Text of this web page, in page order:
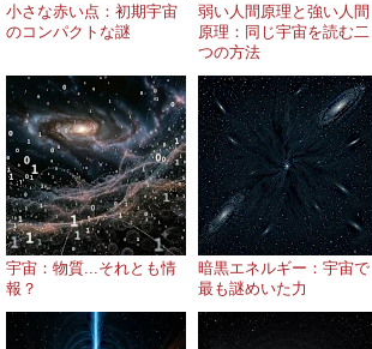
小さな赤い点：初期宇宙
のコンパクトな謎
弱い人間原理と強い人間
原理：同じ宇宙を読む二
つの方法
宇宙：物質...それとも情
報？
暗黒エネルギー：宇宙で
最も謎めいた力